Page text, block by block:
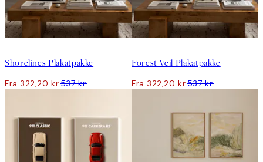
Shorelines Plakatpakke
Fra 322,20 kr.537 kr.
Forest Veil Plakatpakke
Fra 322,20 kr.537 kr.